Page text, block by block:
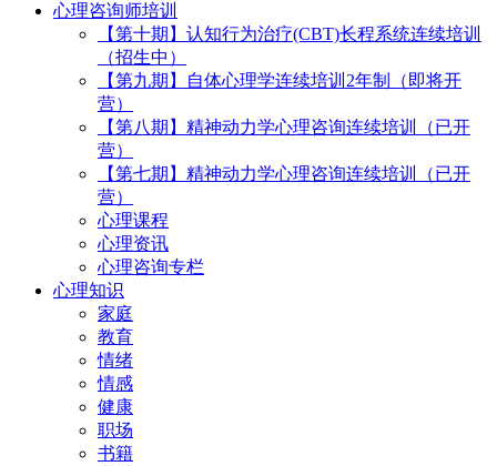
心理咨询师培训
【第十期】认知行为治疗(CBT)长程系统连续培训
（招生中）
【第九期】自体心理学连续培训2年制（即将开
营）
【第八期】精神动力学心理咨询连续培训（已开
营）
【第七期】精神动力学心理咨询连续培训（已开
营）
心理课程
心理资讯
心理咨询专栏
心理知识
家庭
教育
情绪
情感
健康
职场
书籍